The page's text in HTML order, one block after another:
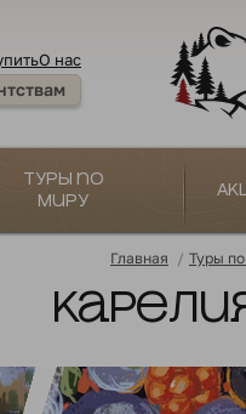
О нас
Туры по
миру
Главная / Туры